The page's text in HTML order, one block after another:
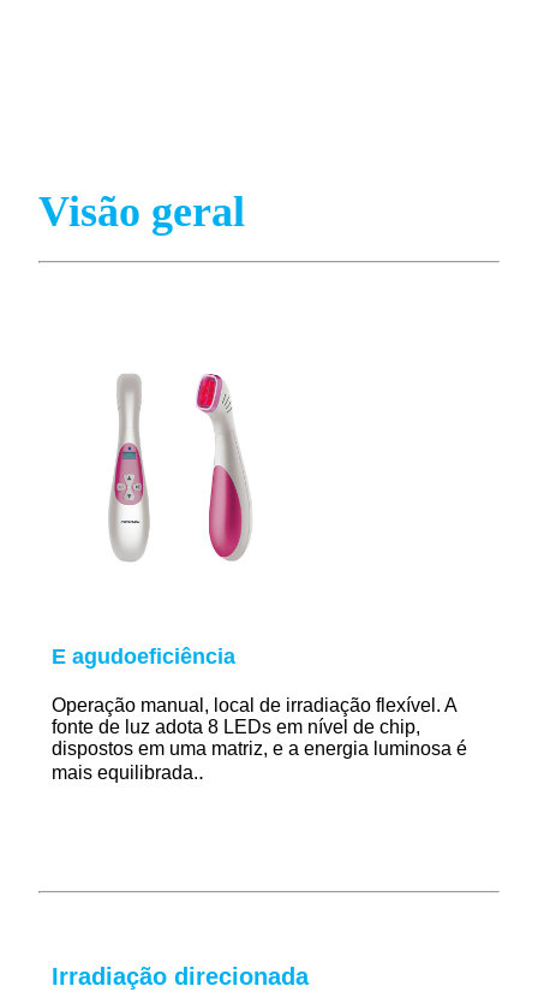
Visão geral
E agudoeficiência
Operação manual, local de irradiação flexível. A
fonte de luz adota 8 LEDs em nível de chip,
dispostos em uma matriz, e a energia luminosa é
mais equilibrada..
Irradiação direcionada